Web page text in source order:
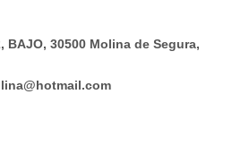
BAJO, 30500 Molina de Segura,